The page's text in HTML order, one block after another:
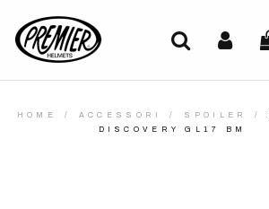
HOME ACCESSORI SPOILER
DISCOVERY GL17 BM